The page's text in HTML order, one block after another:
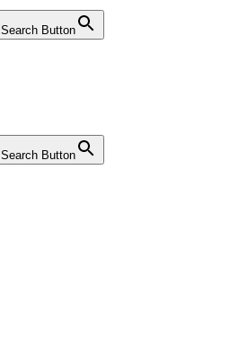
Search Button
Search Button